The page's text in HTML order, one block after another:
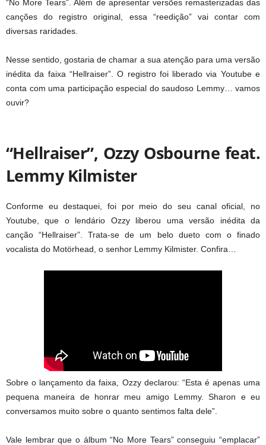
“No More Tears”. Além de apresentar versões remasterizadas das
canções do registro original, essa “reedição” vai contar com
diversas raridades.
Nesse sentido, gostaria de chamar a sua atenção para uma versão
inédita da faixa “Hellraiser”. O registro foi liberado via Youtube e
conta com uma participação especial do saudoso Lemmy… vamos
ouvir?
“Hellraiser”, Ozzy Osbourne feat.
Lemmy Kilmister
Conforme eu destaquei, foi por meio do seu canal oficial, no
Youtube, que o lendário Ozzy liberou uma versão inédita da
canção “Hellraiser”. Trata-se de um belo dueto com o finado
vocalista do Motörhead, o senhor Lemmy Kilmister. Confira…
Sobre o lançamento da faixa, Ozzy declarou: “Esta é apenas uma
pequena maneira de honrar meu amigo Lemmy. Sharon e eu
conversamos muito sobre o quanto sentimos falta dele”.
Vale lembrar que o álbum “No More Tears” conseguiu “emplacar”